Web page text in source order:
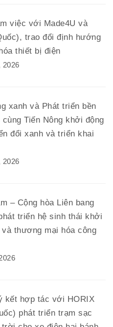
việc với Made4U và
trao đổi định hướng
thiết bị điện
2026
xanh và Phát triển bền
Tiến Nông khởi động
đổi xanh và triển khai
2026
– Cộng hòa Liên bang
triển hệ sinh thái khởi
và thương mại hóa công
kết hợp tác với HORIX
phát triển trạm sạc